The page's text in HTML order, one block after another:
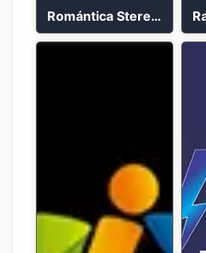
Romántica Stereo 88.1 FM